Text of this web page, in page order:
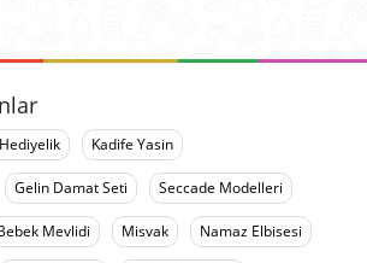
Kadife Yasin
Gelin Damat Seti Seccade Modelleri
Mevlidi Misvak Namaz Elbisesi